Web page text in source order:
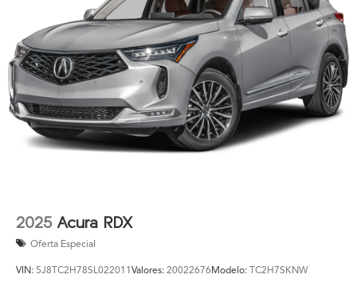
2025 Acura RDX
Oferta Especial
VIN: 5J8TC2H78SL022011Valores: 20022676Modelo: TC2H7SKNW